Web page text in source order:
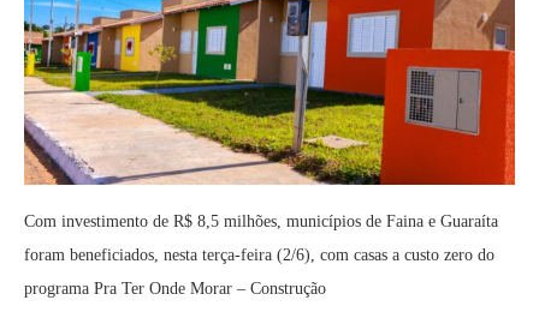
Com investimento de R$ 8,5 milhões, municípios de Faina e Guaraíta
foram beneficiados, nesta terça-feira (2/6), com casas a custo zero do
programa Pra Ter Onde Morar – Construção